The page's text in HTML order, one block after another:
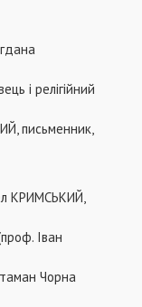
і релігійний
письменник,
КРИМСЬКИЙ,
Іван
Чорна